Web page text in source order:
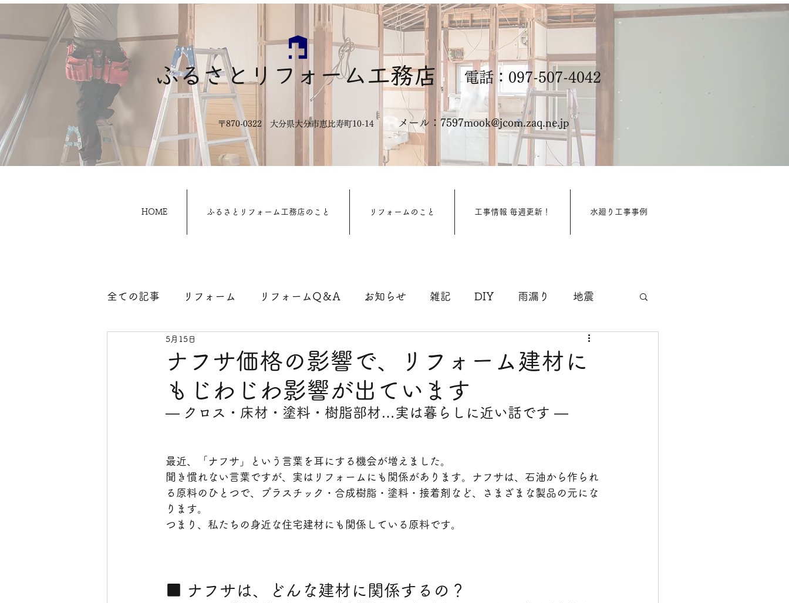
ふるさとリフォーム工務店 電話：097-507-4042
​〒870-0322 大分県大分市恵比寿町10-14 メール： 7597mook@jcom.zaq.ne.jp
HOME ふるさとリフォーム工務店のこと リフォームのこと 工事情報 毎週更新！ 水廻り工事事例
全ての記事 リフォーム リフォームQ＆A お知らせ 雑記 DIY 雨漏り 地震
水廻り
内装工事 古民家 整理収納 断捨離 コロナ 台風
凍結防止 中古住宅
ナフサ価格の影響で、リフォーム建材に
もじわじわ影響が出ています
5月15日
― クロス・床材・塗料・樹脂部材…実は暮らしに近い話です ―
最近、「ナフサ」という言葉を耳にする機会が増えました。
聞き慣れない言葉ですが、実はリフォームにも関係があります。ナフサは、石油から作られ
る原料のひとつで、プラスチック・合成樹脂・塗料・接着剤など、さまざまな製品の元にな
ります。
つまり、私たちの身近な住宅建材にも関係している原料です。
■ ナフサは、どんな建材に関係するの？